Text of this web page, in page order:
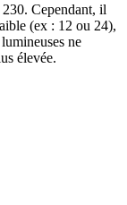
Cependant, il
(ex : 12 ou 24),
ne
élevée.